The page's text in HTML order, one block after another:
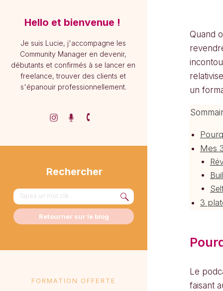
Hello et bienvenue !
Je suis Lucie, j'accompagne les
Community Manager en devenir,
débutants et confirmés à se lancer en
freelance, trouver des clients et
s'épanouir professionnellement.
Search
for:
Retourner sur le blog
Rechercher
FORMATION OFFERTE
Quand
un
Mes
3
Le
faisant